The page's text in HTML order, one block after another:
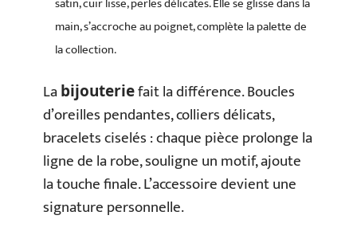
main, s’accroche au poignet, complète la palette de
la collection.
Labijouteriefait la différence. Boucles
d’oreilles pendantes, colliers délicats,
bracelets ciselés : chaque pièce prolonge la
ligne de la robe, souligne un motif, ajoute
la touche finale. L’accessoire devient une
signature personnelle.